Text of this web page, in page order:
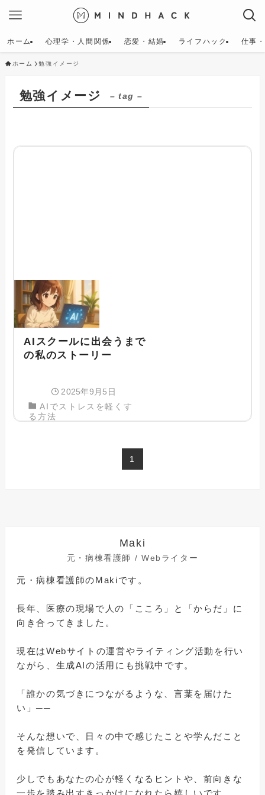
ホーム 心理学・人間関係 恋愛・結婚 ライフハック 仕事
ホーム 勉強イメージ
勉強イメージ – tag –
AIスクールに出会うまで
の私のストーリー
2025年9月5日
AIでストレスを軽くす
る方法
1
Maki
元・病棟看護師 / Webライター
元・病棟看護師のMakiです。
長年、医療の現場で人の「こころ」と「からだ」に
向き合ってきました。
現在はWebサイトの運営やライティング活動を行い
ながら、生成AIの活用にも挑戦中です。
「誰かの気づきにつながるような、言葉を届けた
い」──
そんな想いで、日々の中で感じたことや学んだこと
を発信しています。
少しでもあなたの心が軽くなるヒントや、前向きな